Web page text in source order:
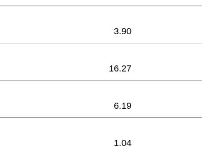
3.90
16.27
6.19
1.04